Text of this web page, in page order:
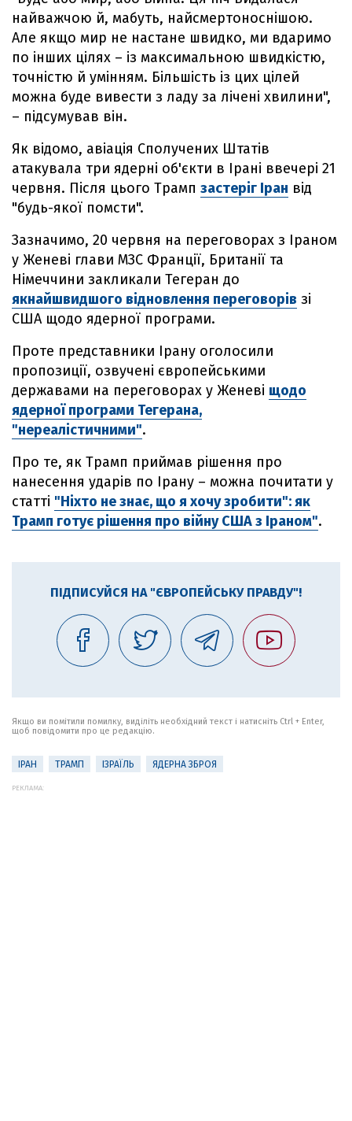
найважчою й, мабуть, найсмертоноснішою.
Але якщо мир не настане швидко, ми вдаримо
по інших цілях – із максимальною швидкістю,
точністю й умінням. Більшість із цих цілей
можна буде вивести з ладу за лічені хвилини",
– підсумував він.
Як відомо, авіація Сполучених Штатів
атакувала три ядерні об'єкти в Ірані ввечері 21
червня. Після цього Трамп застеріг Іран від
"будь-якої помсти".
Зазначимо, 20 червня на переговорах з Іраном
у Женеві глави МЗС Франції, Британії та
Німеччини закликали Тегеран до
якнайшвидшого відновлення переговорів зі
США щодо ядерної програми.
Проте представники Ірану оголосили
пропозиції, озвучені європейськими
державами на переговорах у Женеві щодо
ядерної програми Тегерана,
"нереалістичними".
Про те, як Трамп приймав рішення про
нанесення ударів по Ірану – можна почитати у
статті "Ніхто не знає, що я хочу зробити": як
Трамп готує рішення про війну США з Іраном".
ПІДПИСУЙСЯ НА "ЄВРОПЕЙСЬКУ ПРАВДУ"!
Якщо ви помітили помилку, виділіть необхідний текст і натисніть Ctrl + Enter,
щоб повідомити про це редакцію.
ІРАН ТРАМП ІЗРАЇЛЬ ЯДЕРНА ЗБРОЯ
РЕКЛАМА: